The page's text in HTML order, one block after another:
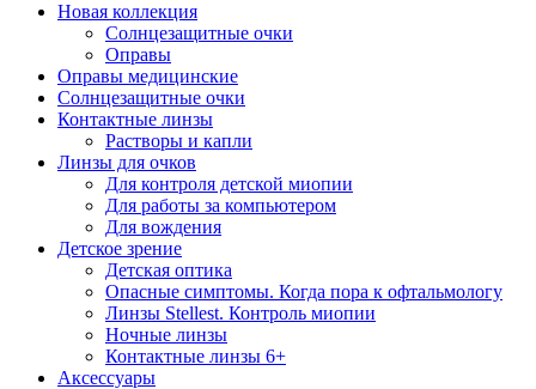
Новая коллекция
Солнцезащитные очки
Оправы
Оправы медицинские
Солнцезащитные очки
Контактные линзы
Растворы и капли
Линзы для очков
Для контроля детской миопии
Для работы за компьютером
Для вождения
Детское зрение
Детская оптика
Опасные симптомы. Когда пора к офтальмологу
Линзы Stellest. Контроль миопии
Ночные линзы
Контактные линзы 6+
Аксессуары